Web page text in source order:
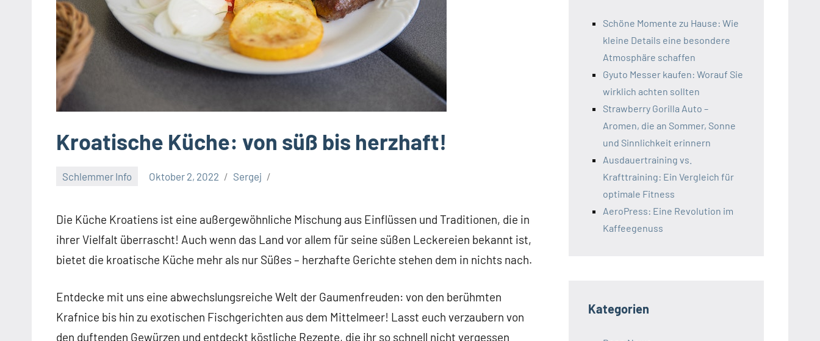
Kroatische Küche: von süß bis herzhaft!
Schlemmer Info Oktober 2, 2022 Sergej
Die Küche Kroatiens ist eine außergewöhnliche Mischung aus Einflüssen und Traditionen, die in
ihrer Vielfalt überrascht! Auch wenn das Land vor allem für seine süßen Leckereien bekannt ist,
bietet die kroatische Küche mehr als nur Süßes – herzhafte Gerichte stehen dem in nichts nach.
Entdecke mit uns eine abwechslungsreiche Welt der Gaumenfreuden: von den berühmten
Krafnice bis hin zu exotischen Fischgerichten aus dem Mittelmeer! Lasst euch verzaubern von
den duftenden Gewürzen und entdeckt köstliche Rezepte, die ihr so schnell nicht vergessen
Schöne Momente zu Hause: Wie
kleine Details eine besondere
Atmosphäre schaffen
Gyuto Messer kaufen: Worauf Sie
wirklich achten sollten
Strawberry Gorilla Auto –
Aromen, die an Sommer, Sonne
und Sinnlichkeit erinnern
Ausdauertraining vs.
Krafttraining: Ein Vergleich für
optimale Fitness
AeroPress: Eine Revolution im
Kaffeegenuss
Kategorien